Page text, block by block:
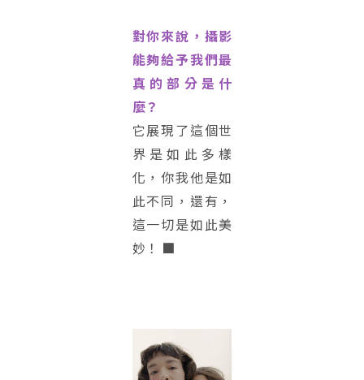
對你來說，攝影
能夠給予我們最
真的部分是什
麼？
它展現了這個世
界是如此多樣
化，你我他是如
此不同，還有，
這一切是如此美
妙！ ■